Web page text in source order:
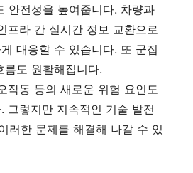
안전성을 높여줍니다. 차량과
프라 간 실시간 정보 교환으로
대응할 수 있습니다. 또 군집
도 원활해집니다.
작동 등의 새로운 위험 요인도
그렇지만 지속적인 기술 발전
러한 문제를 해결해 나갈 수 있